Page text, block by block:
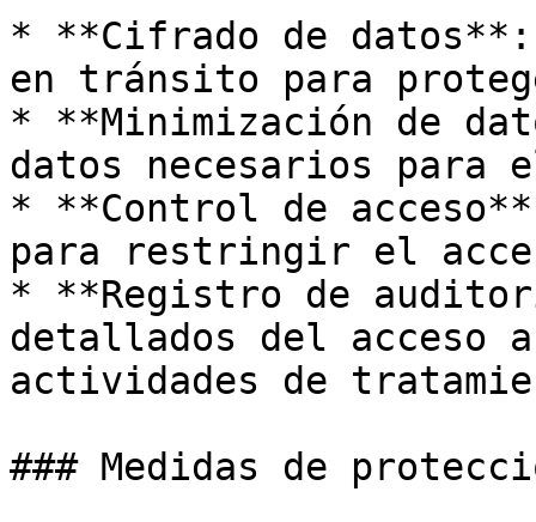
* **Cifrado de
en tránsito para
* **Minimización de
datos necesarios para
* **Control de
para restringir el
* **Registro de
detallados del acceso
actividades de
### Medidas de